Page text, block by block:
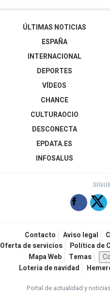
ÚLTIMAS NOTICIAS
ESPAÑA
INTERNACIONAL
DEPORTES
VÍDEOS
CHANCE
CULTURAOCIO
DESCONECTA
EPDATA.ES
INFOSALUS
Contacto Aviso legal
Oferta de servicios
Política de
Mapa Web
Temas
Loteria de navidad
Portal de actualidad y